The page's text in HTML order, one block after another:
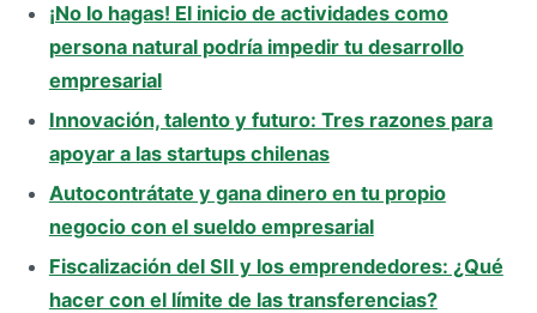
¡No lo hagas! El inicio de actividades como
persona natural podría impedir tu desarrollo
empresarial
Innovación, talento y futuro: Tres razones para
apoyar a las startups chilenas
Autocontrátate y gana dinero en tu propio
negocio con el sueldo empresarial
Fiscalización del SII y los emprendedores: ¿Qué
hacer con el límite de las transferencias?